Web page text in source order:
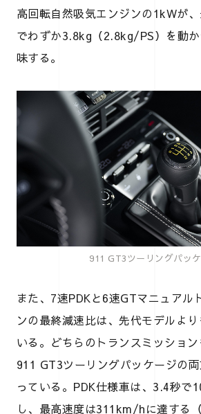
高回転自然吸気エンジンの1kWが
でわずか3.8kg（2.8kg/PS）を動
味する。
911 GT3ツーリングパッ
また、7速PDKと6速GTマニュアル
ンの最終減速比は、先代モデルよ
いる。どちらのトランスミッショ
911 GT3ツーリングパッケージの
っている。PDK仕様車は、3.4秒で
し、最高速度は311km/hに達する